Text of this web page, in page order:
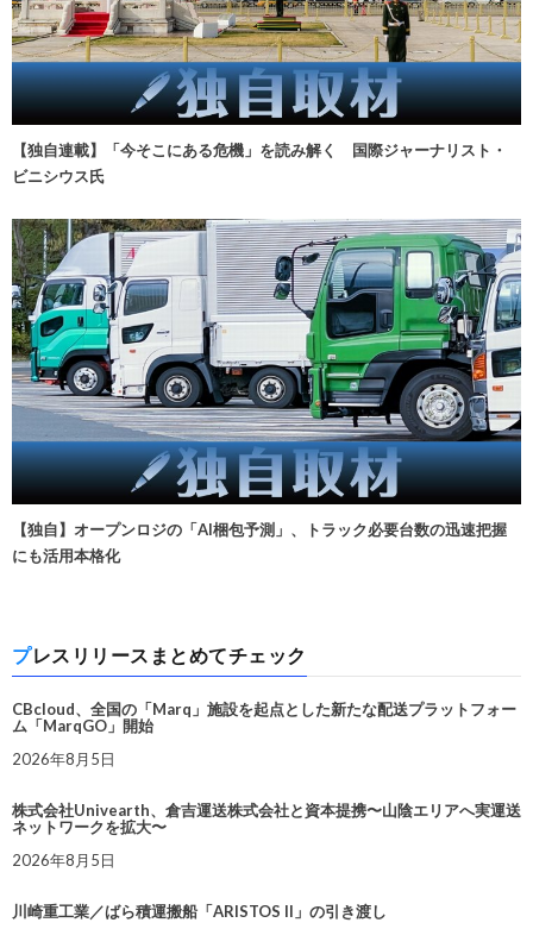
【独自連載】「今そこにある危機」を読み解く 国際ジャーナリスト・
ビニシウス氏
【独自】オープンロジの「AI梱包予測」、トラック必要台数の迅速把握
にも活用本格化
プレスリリースまとめてチェック
CBcloud、全国の「Marq」施設を起点とした新たな配送プラットフォー
ム「MarqGO」開始
2026年8月5日
株式会社Univearth、倉吉運送株式会社と資本提携〜山陰エリアへ実運送
ネットワークを拡大〜
2026年8月5日
川崎重工業／ばら積運搬船「ARISTOS II」の引き渡し